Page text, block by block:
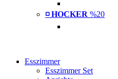
◽ HOCKER %20
Esszimmer
Esszimmer Set